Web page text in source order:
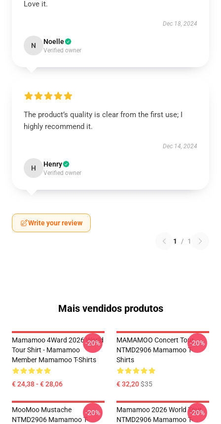
Love it.
Dec 18, 2024
N Noelle
Verified owner
The product’s quality is clear from the first use; I
highly recommend it.
Dec 14, 2024
H Henry
Verified owner
Write your review
1 / 1
Mais vendidos produtos
Mamamoo 4Ward 2026 World
Tour Shirt - Mamamoo
Member Mamamoo T-Shirts
€ 24,38 - € 28,06
-20%
MAMAMOO Concert Tour
NTMD2906 Mamamoo T-
Shirts
€ 32,20$35
-20%
MooMoo Mustache
NTMD2906 Mamamoo T-
-20%
Mamamoo 2026 World Tour
NTMD2906 Mamamoo T-
-20%